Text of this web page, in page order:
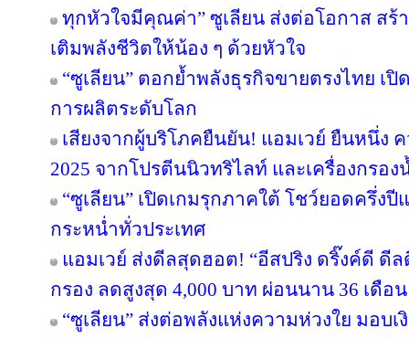
ทุกหัวใจมีคุณค่า” ซูเลียน ส่งต่อโอกาส สร้
เติมพลังชีวิตให้น้อง ๆ ด้วยหัวใจ
“ซูเลียน” ตอกย้ำพลังธุรกิจขายตรงไทย เ
การผลิตระดับโลก
เสียงจากผู้บริโภคยืนยัน! แอมเวย์ ยืนหนึ่ง ค
2025 จากโปรตีนนิวทริไลท์ และเครื่องกรอง
“ซูเลียน” เปิดเกมรุกภาคใต้ โชว์ยอดครึ่ง
กระหน่ำทั่วประเทศ
แอมเวย์ ส่งดีลสุดฮอต! “อีสปริง ดริ๊งค์ดี ดี
กรอง ลดสูงสุด 4,000 บาท ผ่อนนาน 36 เดือน
“ซูเลียน” ส่งต่อพลังแห่งความห่วงใย มอ